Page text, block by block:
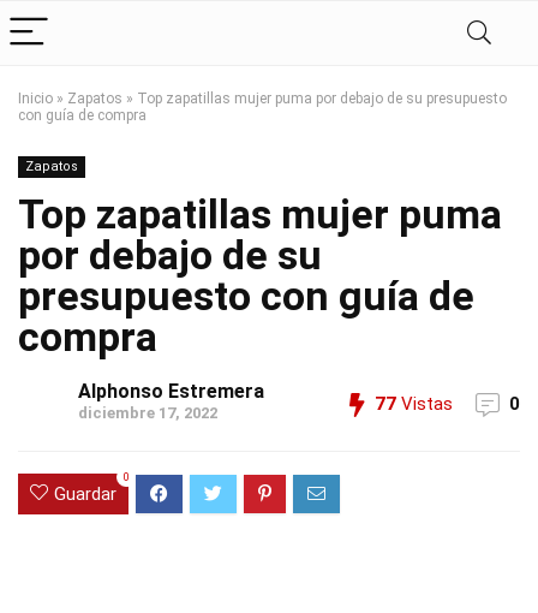
Inicio » Zapatos » Top zapatillas mujer puma por debajo de su presupuesto
con guía de compra
Zapatos
Top zapatillas mujer puma
por debajo de su
presupuesto con guía de
compra
Alphonso Estremera
diciembre 17, 2022 77 Vistas 0
Guardar
0